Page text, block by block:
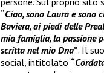
“Ciao, sono Laura e sono
Baviera, ai piedi delle
mia famiglia, la passione
scritta nel mio Dna”. Il
social, intitolato “